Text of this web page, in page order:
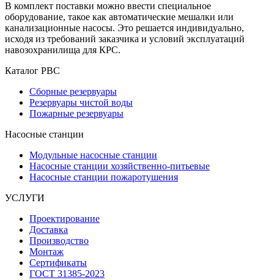
В комплект поставки можно ввести специальное
оборудование, такое как автоматические мешалки или
канализационные насосы. Это решается индивидуально,
исходя из требований заказчика и условий эксплуатаций
навозохранилища для КРС.
Каталог РВС
Сборные резервуары
Резервуары чистой воды
Пожарные резервуары
Насосные станции
Модульные насосные станции
Насосные станции хозяйственно-питьевые
Насосные станции пожаротушения
УСЛУГИ
Проектирование
Доставка
Производство
Монтаж
Сертификаты
ГОСТ 31385-2023